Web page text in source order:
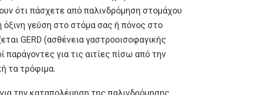
ότι πάσχετε από παλινδρόμηση στομάχου
όξινη γεύση στο στόμα σας ή πόνος στο
GERD (ασθένεια γαστροοισοφαγικής
για τις αιτίες πίσω από την
τα τρόφιμα.